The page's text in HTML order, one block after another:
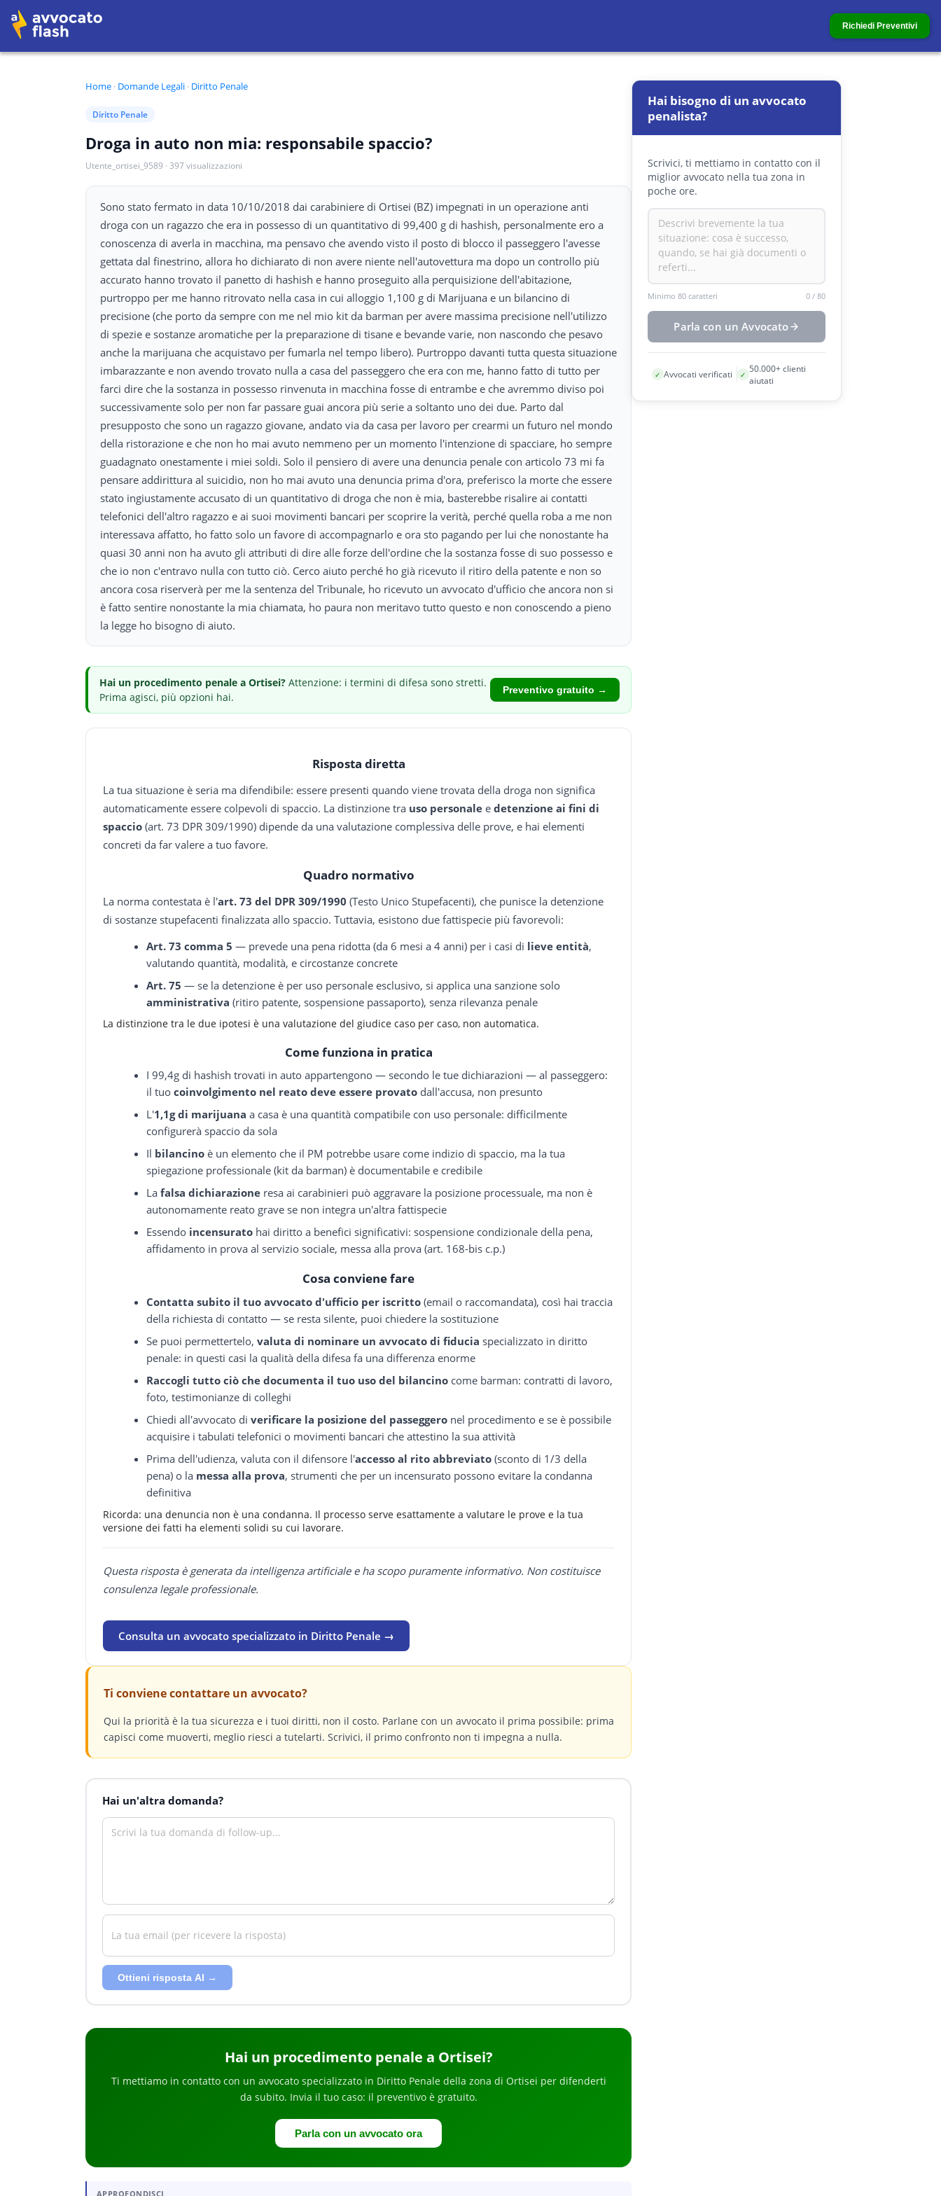
Richiedi Preventivi
Home · Domande Legali · Diritto Penale
Diritto Penale
Droga in auto non mia: responsabile spaccio?
Utente_ortisei_9589 · 397visualizzazioni
Sono stato fermato in data 10/10/2018 dai carabiniere di Ortisei (BZ) impegnati in un operazione anti
droga con un ragazzo che era in possesso di un quantitativo di 99,400 g di hashish, personalmente ero a
conoscenza di averla in macchina, ma pensavo che avendo visto il posto di blocco il passeggero l'avesse
gettata dal finestrino, allora ho dichiarato di non avere niente nell'autovettura ma dopo un controllo più
accurato hanno trovato il panetto di hashish e hanno proseguito alla perquisizione dell'abitazione,
purtroppo per me hanno ritrovato nella casa in cui alloggio 1,100 g di Marijuana e un bilancino di
precisione (che porto da sempre con me nel mio kit da barman per avere massima precisione nell'utilizzo
di spezie e sostanze aromatiche per la preparazione di tisane e bevande varie, non nascondo che pesavo
anche la marijuana che acquistavo per fumarla nel tempo libero). Purtroppo davanti tutta questa situazione
imbarazzante e non avendo trovato nulla a casa del passeggero che era con me, hanno fatto di tutto per
farci dire che la sostanza in possesso rinvenuta in macchina fosse di entrambe e che avremmo diviso poi
successivamente solo per non far passare guai ancora più serie a soltanto uno dei due. Parto dal
presupposto che sono un ragazzo giovane, andato via da casa per lavoro per crearmi un futuro nel mondo
della ristorazione e che non ho mai avuto nemmeno per un momento l'intenzione di spacciare, ho sempre
guadagnato onestamente i miei soldi. Solo il pensiero di avere una denuncia penale con articolo 73 mi fa
pensare addirittura al suicidio, non ho mai avuto una denuncia prima d'ora, preferisco la morte che essere
stato ingiustamente accusato di un quantitativo di droga che non è mia, basterebbe risalire ai contatti
telefonici dell'altro ragazzo e ai suoi movimenti bancari per scoprire la verità, perché quella roba a me non
interessava affatto, ho fatto solo un favore di accompagnarlo e ora sto pagando per lui che nonostante ha
quasi 30 anni non ha avuto gli attributi di dire alle forze dell'ordine che la sostanza fosse di suo possesso e
che io non c'entravo nulla con tutto ciò. Cerco aiuto perché ho già ricevuto il ritiro della patente e non so
ancora cosa riserverà per me la sentenza del Tribunale, ho ricevuto un avvocato d'ufficio che ancora non si
è fatto sentire nonostante la mia chiamata, ho paura non meritavo tutto questo e non conoscendo a pieno
la legge ho bisogno di aiuto.
Hai un procedimento penale a Ortisei? Attenzione: i termini di difesa sono stretti.
Prima agisci, più opzioni hai.
Preventivo gratuito →
Risposta diretta
La tua situazione è seria ma difendibile: essere presenti quando viene trovata della droga non significa
automaticamente essere colpevoli di spaccio. La distinzione tra uso personale e detenzione ai fini di
spaccio (art. 73 DPR 309/1990) dipende da una valutazione complessiva delle prove, e hai elementi
concreti da far valere a tuo favore.
Quadro normativo
La norma contestata è l'art. 73 del DPR 309/1990 (Testo Unico Stupefacenti), che punisce la detenzione
di sostanze stupefacenti finalizzata allo spaccio. Tuttavia, esistono due fattispecie più favorevoli:
Art. 73 comma 5 — prevede una pena ridotta (da 6 mesi a 4 anni) per i casi di lieve entità,
valutando quantità, modalità, e circostanze concrete
Art. 75 — se la detenzione è per uso personale esclusivo, si applica una sanzione solo
amministrativa (ritiro patente, sospensione passaporto), senza rilevanza penale
La distinzione tra le due ipotesi è una valutazione del giudice caso per caso, non automatica.
Come funziona in pratica
I 99,4g di hashish trovati in auto appartengono — secondo le tue dichiarazioni — al passeggero:
il tuocoinvolgimento nel reato deve essere provato dall'accusa, non presunto
L'1,1g di marijuana a casa è una quantità compatibile con uso personale: difficilmente
configurerà spaccio da sola
Il bilancino è un elemento che il PM potrebbe usare come indizio di spaccio, ma la tua
spiegazione professionale (kit da barman) è documentabile e credibile
Lafalsa dichiarazione resa ai carabinieri può aggravare la posizione processuale, ma non è
autonomamente reato grave se non integra un'altra fattispecie
Essendo incensurato hai diritto a benefici significativi: sospensione condizionale della pena,
affidamento in prova al servizio sociale, messa alla prova (art. 168-bis c.p.)
Cosa conviene fare
Contatta subito il tuo avvocato d'ufficio per iscritto (email o raccomandata), così hai traccia
della richiesta di contatto — se resta silente, puoi chiedere la sostituzione
Se puoi permettertelo,valuta di nominare un avvocato di fiducia specializzato in diritto
penale: in questi casi la qualità della difesa fa una differenza enorme
Raccogli tutto ciò che documenta il tuo uso del bilancino come barman: contratti di lavoro,
foto, testimonianze di colleghi
Chiedi all'avvocato diverificare la posizione del passeggero nel procedimento e se è possibile
acquisire i tabulati telefonici o movimenti bancari che attestino la sua attività
Prima dell'udienza, valuta con il difensore l'accesso al rito abbreviato (sconto di 1/3 della
pena) o la messa alla prova, strumenti che per un incensurato possono evitare la condanna
definitiva
Ricorda: una denuncia non è una condanna. Il processo serve esattamente a valutare le prove e la tua
versione dei fatti ha elementi solidi su cui lavorare.
Questa risposta è generata da intelligenza artificiale e ha scopo puramente informativo. Non costituisce
consulenza legale professionale.
Consulta un avvocato specializzato in Diritto Penale →
Ti conviene contattare un avvocato?
Qui la priorità è la tua sicurezza e i tuoi diritti, non il costo. Parlane con un avvocato il prima possibile: prima
capisci come muoverti, meglio riesci a tutelarti. Scrivici, il primo confronto non ti impegna a nulla.
Hai un'altra domanda?
Ottieni risposta AI →
Hai un procedimento penale a Ortisei?
Ti mettiamo in contatto con un avvocato specializzato in Diritto Penaledella zona di Ortisei per difenderti
da subito. Invia il tuo caso: il preventivo è gratuito.
Parla con un avvocato ora
APPROFONDISCI
Hai bisogno di un avvocato
penalista?
Scrivici, ti mettiamo in contatto con il
miglior avvocato nella tua zona in
poche ore.
Minimo 80 caratteri 0 / 80
Parla con un Avvocato
✓ Avvocati verificati ✓ 50.000+ clienti
aiutati